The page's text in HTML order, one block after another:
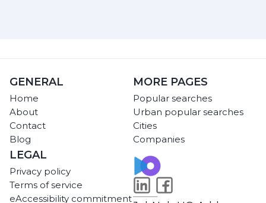
GENERAL
Home
About
Contact
Blog
MORE PAGES
Popular searches
Urban popular searches
Cities
Companies
LEGAL
Privacy policy
Terms of service
eAccessibility commitment